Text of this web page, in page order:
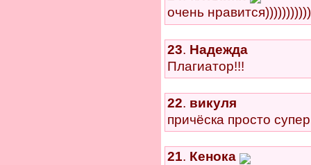
очень
23. Надежда
Плагиатор!!!
22. викуля
причёска просто
21. Кенока